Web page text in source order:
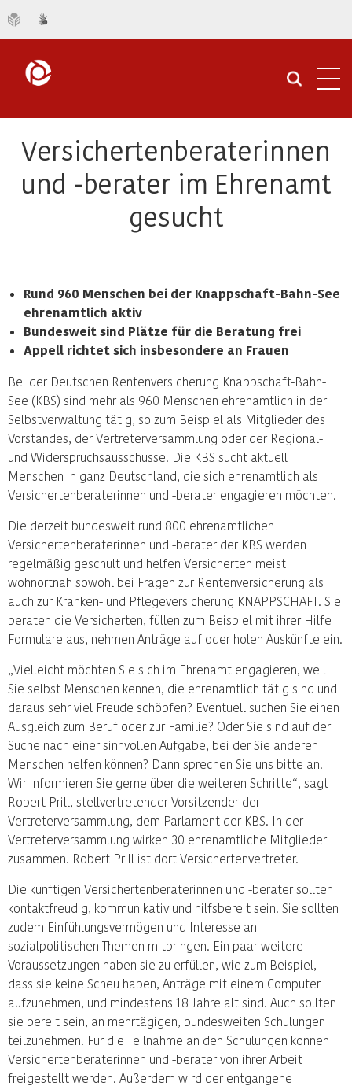
Versichertenberaterinnen
und -berater im Ehrenamt
gesucht
Rund 960 Menschen bei der Knappschaft-Bahn-See
ehrenamtlich aktiv
Bundesweit sind Plätze für die Beratung frei
Appell richtet sich insbesondere an Frauen
Bei der Deutschen Rentenversicherung Knappschaft-Bahn-
See (KBS) sind mehr als 960 Menschen ehrenamtlich in der
Selbstverwaltung tätig, so zum Beispiel als Mitglieder des
Vorstandes, der Vertreterversammlung oder der Regional-
und Widerspruchsausschüsse. Die KBS sucht aktuell
Menschen in ganz Deutschland, die sich ehrenamtlich als
Versichertenberaterinnen und -berater engagieren möchten.
Die derzeit bundesweit rund 800 ehrenamtlichen
Versichertenberaterinnen und -berater der KBS werden
regelmäßig geschult und helfen Versicherten meist
wohnortnah sowohl bei Fragen zur Rentenversicherung als
auch zur Kranken- und Pflegeversicherung KNAPPSCHAFT. Sie
beraten die Versicherten, füllen zum Beispiel mit ihrer Hilfe
Formulare aus, nehmen Anträge auf oder holen Auskünfte ein.
„Vielleicht möchten Sie sich im Ehrenamt engagieren, weil
Sie selbst Menschen kennen, die ehrenamtlich tätig sind und
daraus sehr viel Freude schöpfen? Eventuell suchen Sie einen
Ausgleich zum Beruf oder zur Familie? Oder Sie sind auf der
Suche nach einer sinnvollen Aufgabe, bei der Sie anderen
Menschen helfen können? Dann sprechen Sie uns bitte an!
Wir informieren Sie gerne über die weiteren Schritte“, sagt
Robert Prill, stellvertretender Vorsitzender der
Vertreterversammlung, dem Parlament der KBS. In der
Vertreterversammlung wirken 30 ehrenamtliche Mitglieder
zusammen. Robert Prill ist dort Versichertenvertreter.
Die künftigen Versichertenberaterinnen und -berater sollten
kontaktfreudig, kommunikativ und hilfsbereit sein. Sie sollten
zudem Einfühlungsvermögen und Interesse an
sozialpolitischen Themen mitbringen. Ein paar weitere
Voraussetzungen haben sie zu erfüllen, wie zum Beispiel,
dass sie keine Scheu haben, Anträge mit einem Computer
aufzunehmen, und mindestens 18 Jahre alt sind. Auch sollten
sie bereit sein, an mehrtägigen, bundesweiten Schulungen
teilzunehmen. Für die Teilnahme an den Schulungen können
Versichertenberaterinnen und -berater von ihrer Arbeit
freigestellt werden. Außerdem wird der entgangene